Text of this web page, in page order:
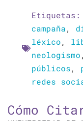
Etiquetas:
campaña,
léxico,
neologismo
públicos,
redes
Cómo